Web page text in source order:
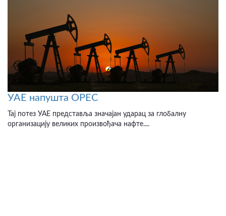
УАЕ напушта OPEC
Тај потез УАЕ представља значајан ударац за глобалну
организацију великих произвођача нафте....